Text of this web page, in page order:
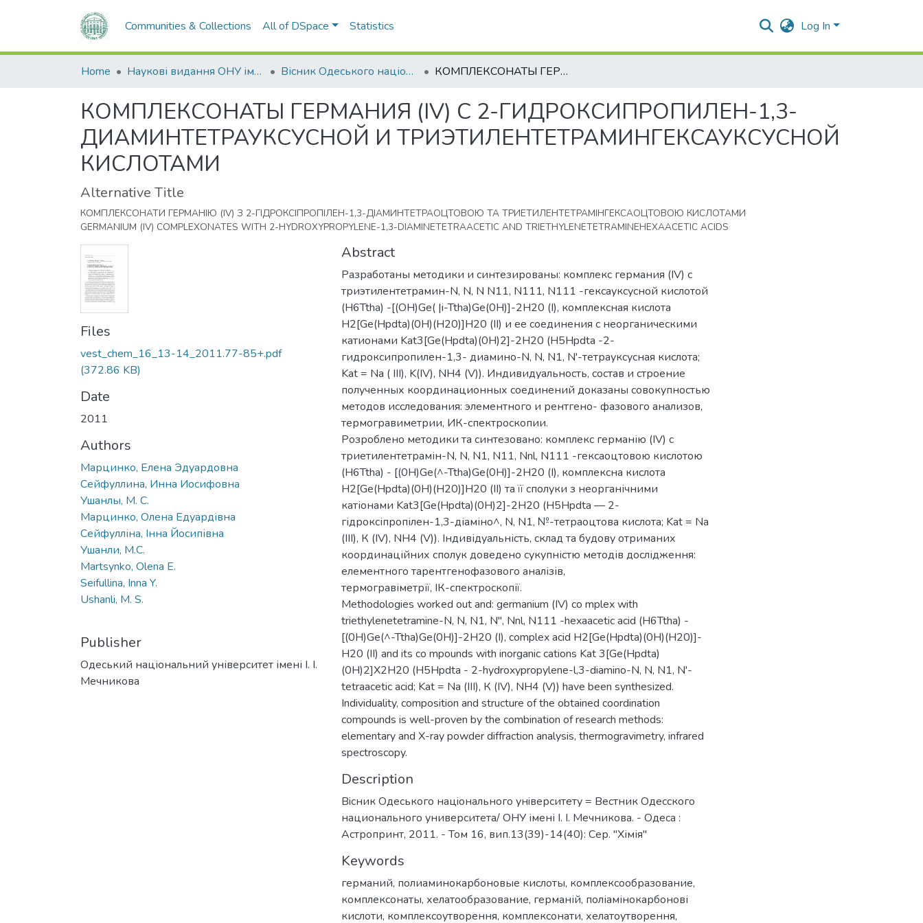
Communities & Collections All of DSpace Statistics Log In
Home Наукові видання ОНУ імені І. І. Мечникова Вісник Одеського національного університету. Хімія КОМПЛЕКСОНАТЫ ГЕРМАНИЯ (IV) С 2-ГИДРОКСИПРОПИЛЕН-1,3-ДИАМИНТЕТРАУКСУСНОЙ И ТРИЭТИЛЕНТЕТРАМИНГЕКСАУКСУСНОЙ КИСЛОТАМИ
КОМПЛЕКСОНАТЫ ГЕРМАНИЯ (IV) С 2-ГИДРОКСИПРОПИЛЕН-1,3-
ДИАМИНТЕТРАУКСУСНОЙ И ТРИЭТИЛЕНТЕТРАМИНГЕКСАУКСУСНОЙ
КИСЛОТАМИ
Alternative Title
КОМПЛЕКСОНАТИ ГЕРМАНІЮ (IV) З 2-ГІДРОКСІПРОПІЛЕН-1,3-ДІАМИНТЕТРАОЦТОВОЮ ТА ТРИЕТИЛЕНТЕТРАМІНГЕКСАОЦТОВОЮ КИСЛОТАМИ
GERMANIUM (IV) COMPLEXONATES WITH 2-HYDROXYPROPYLENE-1,3-DIAMINETETRAACETIC AND TRIETHYLENETETRAMINEHEXAACETIC ACIDS
Files
vest_chem_16_13-14_2011.77-85+.pdf
(372.86 KB)
Date
2011
Authors
Марцинко, Елена Эдуардовна
Сейфуллина, Инна Иосифовна
Ушанлы, М. С.
Марцинко, Олена Едуардівна
Сейфулліна, Інна Йосипівна
Ушанли, М.С.
Martsynko, Olena E.
Seifullina, Inna Y.
Ushanli, M. S.
Publisher
Одеський національний університет імені І. І.
Мечникова
Abstract
Разработаны методики и синтезированы: комплекс германия (IV) с
триэтилентетрамин-N, N, N N11, N111, N111 -гексауксусной кислотой
(H6Ttha) -[(OH)Ge( |i-Ttha)Ge(0H)]-2H20 (I), комплексная кислота
H2[Ge(Hpdta)(0H)(H20)]H20 (II) и ее соединения с неорганическими
катионами Kat3[Ge(Hpdta)(0H)2]-2H20 (H5Hpdta -2-
гидроксипропилен-1,3- диамино-N, N, N1, N'-тетрауксусная кислота;
Kat = Na ( III), K(IV), NH4 (V)). Индивидуальность, состав и строение
полученных координационных соединений доказаны совокупностью
методов исследования: элементного и рентгено- фазового анализов,
термогравиметрии, ИК-спектроскопии.
Розроблено методики та синтезовано: комплекс германію (IV) с
триетилентетрамін-N, N, N1, N11, Nnl, N111 -гексаоцтовою кислотою
(H6Ttha) - [(0H)Ge(^-Ttha)Ge(0H)]-2H20 (I), комплексна кислота
H2[Ge(Hpdta)(0H)(H20)]H20 (II) та її сполуки з неорганічними
катіонами Kat3[Ge(Hpdta)(0H)2]-2H20 (H5Hpdta — 2-
гідроксіпропілен-1,3-діаміно^, N, N1, №-тетраоцтова кислота; Kat = Na
(III), К (IV), NH4 (V)). Індивідуальність, склад та будову отриманих
координаційних сполук доведено сукупністю методів дослідження:
елементного тарентгенофазового аналізів,
термогравіметрії, ІК-спектроскопії.
Methodologies worked out and: germanium (IV) со mplex with
triethylenetetramine-N, N, N1, N", Nnl, N111 -hexaacetic acid (H6Ttha) -
[(0H)Ge(^-Ttha)Ge(0H)]-2H20 (I), complex acid H2[Ge(Hpdta)(0H)(H20)]-
H20 (II) and its со mpounds with inorganic cations Kat 3[Ge(Hpdta)
(0H)2]X2H20 (H5Hpdta - 2-hydroxypropylene-l,3-diamino-N, N, N1, N'-
tetraacetic acid; Kat = Na (III), К (IV), NH4 (V)) have been synthesized.
Individuality, composition and structure of the obtained coordination
compounds is well-proven by the combination of research methods:
elementary and X-ray powder diffraction analysis, thermogravimetry, infrared
spectroscopy.
Description
Вiсник Одеського нацiонального унiверситету = Вестник Одесского
национального университета/ ОНУ імені І. І. Мечникова. - Одеса :
Астропринт, 2011. - Том 16, вип.13(39)-14(40): Сер. "Хімія"
Keywords
германий, полиаминокарбоновые кислоты, комплексообразование,
комплексонаты, хелатообразование, германій, поліамінокарбонові
кислоти, комплексоутворення, комплексонати, хелатоутворення,